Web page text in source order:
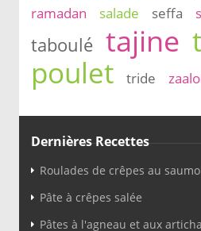
ramadan salade seffa
taboulé tajine
poulet
tride
Dernières Recettes
Roulades de crêpes au
Pâte à crêpes salée
Pâtes à l'agneau et aux